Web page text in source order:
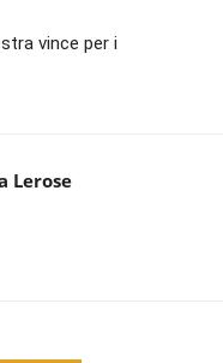
vince per i
Lerose